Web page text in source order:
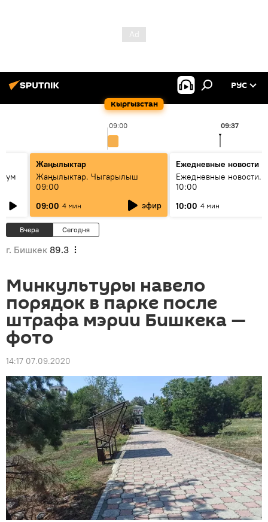
Кыргызстан
РУС
09:00 09:37
Жаңылыктар
Жаңылыктар. Чыгарылыш
09:00
09:00 4 мин эфир
Ежедневные новости
Ежедневные новости.
10:00
10:00 4 мин
Вчера Сегодня
г. Бишкек 89.3
Минкультуры навело
порядок в парке после
штрафа мэрии Бишкека —
фото
14:17 07.09.2020